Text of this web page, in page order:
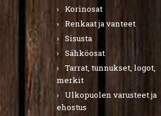
Korinosat
Renkaat ja vanteet
Sisusta
Sähköosat
Tarrat, tunnukset, logot,
merkit
Ulkopuolen varusteet ja
ehostus